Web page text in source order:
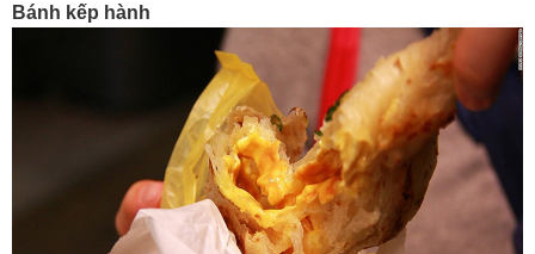
Bánh kếp hành